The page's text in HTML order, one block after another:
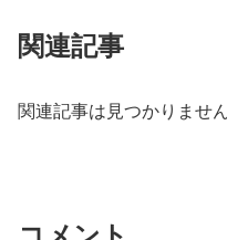
関連記事
関連記事は見つかりません